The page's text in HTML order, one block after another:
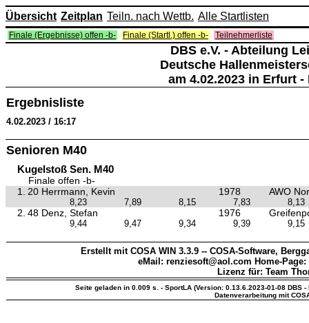
Übersicht Zeitplan Teiln. nach Wettb. Alle Startlisten
Finale (Ergebnisse) offen -b- Finale (Startl.) offen -b- Teilnehmerliste
DBS e.V. - Abteilung
Deutsche
am 4.02.2023 in Erfurt
Ergebnisliste
4.02.2023 / 16:17
Senioren M40
Kugelstoß Sen. M40
Finale offen -b-
1.
20 Herrmann, Kevin 1978 AWO
8,23 7,89 8,15 7,83 8,13
2. 48 Denz, Stefan 1976
9,44 9,47 9,34 9,39 9,15
Erstellt mit COSA WIN 3.3.9 -- COSA-Software,
eMail: renziesoft@aol.com Home-Page:
Lizenz für: Team
Seite geladen in 0.009 s. - SportLA (Version: 0.13.6.2023-01-08 DBS
Datenverarbeitung mit